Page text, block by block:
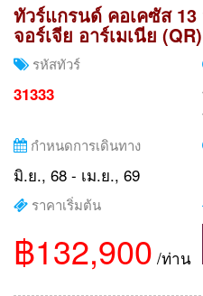
ทัวร์แกรนด์ คอเคซัส
จอร์เจีย อาร์เมเนีย (QR)
รหัสทัวร์
31333
กำหนดการเดินทาง
มิ.ย., 68 - เม.ย., 69
ราคาเริ่มต้น
฿132,900 /ท่าน